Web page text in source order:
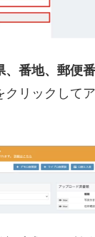
、番地、郵便
クリックして